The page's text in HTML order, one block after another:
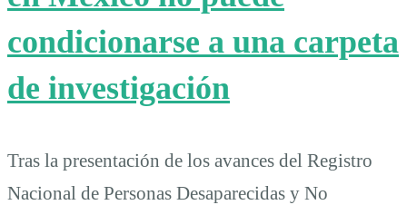
condicionarse a una carpeta
de investigación
Tras la presentación de los avances del Registro
Nacional de Personas Desaparecidas y No